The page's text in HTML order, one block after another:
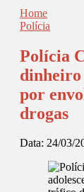
Home
Polícia
Polícia
dinheiro
por
drogas
Data: 24/03/